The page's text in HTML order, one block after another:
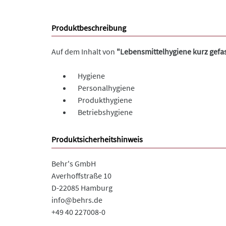
Produktbeschreibung
Auf dem Inhalt von "Lebensmittelhygiene kurz
Hygiene
Personalhygiene
Produkthygiene
Betriebshygiene
Produktsicherheitshinweis
Behr's GmbH
Averhoffstraße 10
D-22085 Hamburg
info@behrs.de
+49 40 227008-0